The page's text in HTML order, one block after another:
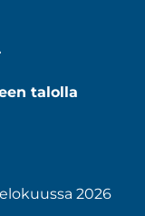
talolla
2026